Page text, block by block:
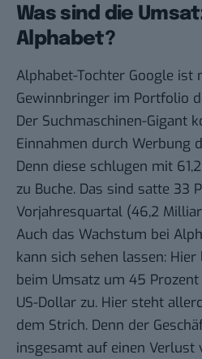
Was sind die
Alphabet?
Alphabet-Tochter Google ist
Gewinnbringer im Portfolio
Der Suchmaschinen-Gigant
Einnahmen durch Werbung
Denn diese schlugen mit
zu Buche. Das sind satte 33
Vorjahresquartal (46,2
Auch das Wachstum bei
kann sich sehen lassen:
beim Umsatz um 45
US-Dollar zu. Hier steht
dem Strich. Denn der
insgesamt auf einen Verlust